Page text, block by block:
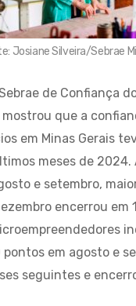
Josiane Silveira/Sebrae
de Confiança
mostrou que a
em Minas Gerais
meses de 2024.
e setembro,
encerrou em
em agosto e
seguintes e